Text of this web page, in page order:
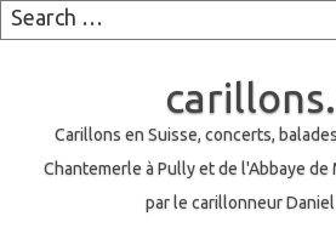
Carillons en Suisse, concerts,
Chantemerle à Pully et de l'Abbaye de
par le carillonneur